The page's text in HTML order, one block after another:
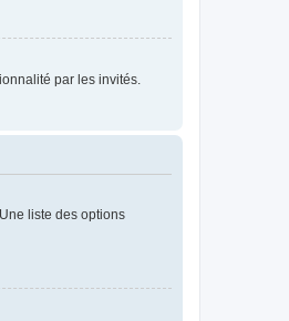
par les invités.
liste des options